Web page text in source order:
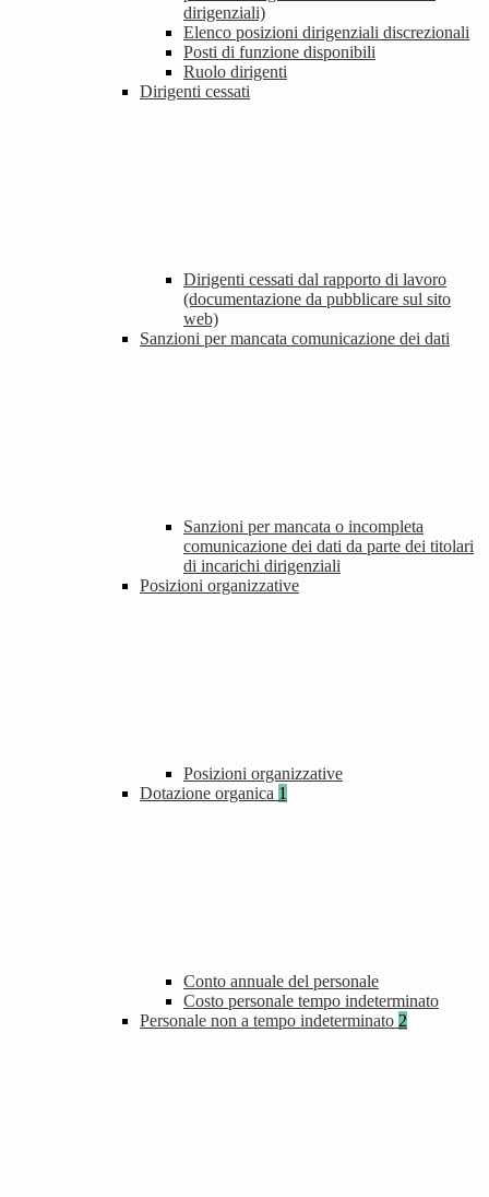
dirigenziali)
Elenco posizioni dirigenziali discrezionali
Posti di funzione disponibili
Ruolo dirigenti
Dirigenti cessati
Dirigenti cessati dal rapporto di lavoro
(documentazione da pubblicare sul sito
web)
Sanzioni per mancata comunicazione dei dati
Sanzioni per mancata o incompleta
comunicazione dei dati da parte dei titolari
di incarichi dirigenziali
Posizioni organizzative
Posizioni organizzative
Dotazione organica 1
Conto annuale del personale
Costo personale tempo indeterminato
Personale non a tempo indeterminato 2